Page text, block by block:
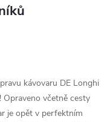
kávovaru DE Longhi
Opraveno včetně cesty
je opět v perfektním